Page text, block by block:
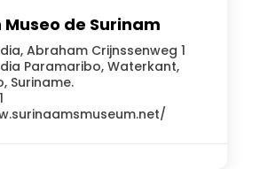
de Surinam
Abraham Crijnssenweg 1
Paramaribo, Waterkant,
Suriname.